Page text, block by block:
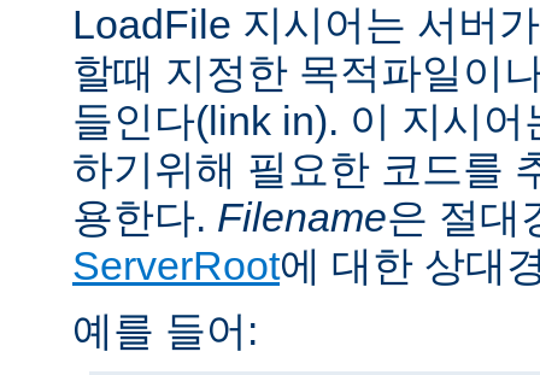
LoadFile 지시어는 서버
할때 지정한 목적파일이
들인다(link in). 이 지시
하기위해 필요한 코드를
용한다. Filename은 절대
ServerRoot에 대한 상대
예를 들어: